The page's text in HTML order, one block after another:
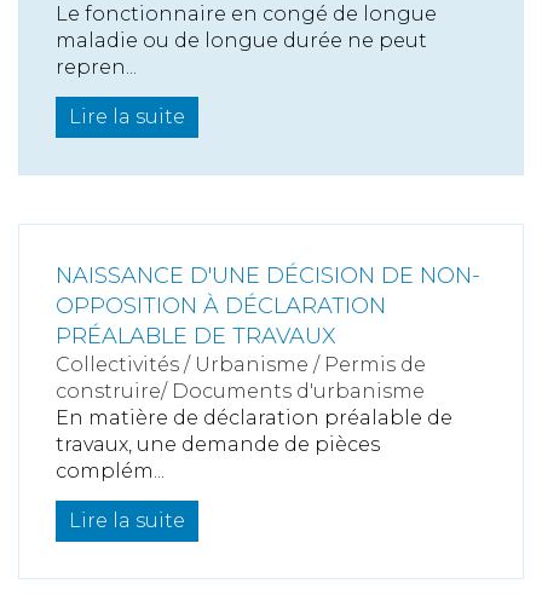
Le fonctionnaire en congé de longue
maladie ou de longue durée ne peut
repren...
Lire la suite
NAISSANCE D'UNE DÉCISION DE NON-
OPPOSITION À DÉCLARATION
PRÉALABLE DE TRAVAUX
Collectivités / Urbanisme / Permis de
construire/ Documents d'urbanisme
En matière de déclaration préalable de
travaux, une demande de pièces
complém...
Lire la suite